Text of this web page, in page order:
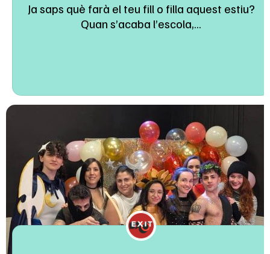
Ja saps què farà el teu fill o filla aquest estiu?
Quan s’acaba l’escola,...